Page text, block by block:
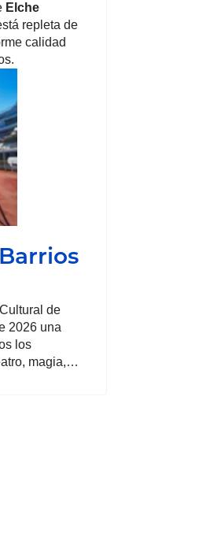
Elche
repleta de
calidad
de
2026 una
los
magia,…